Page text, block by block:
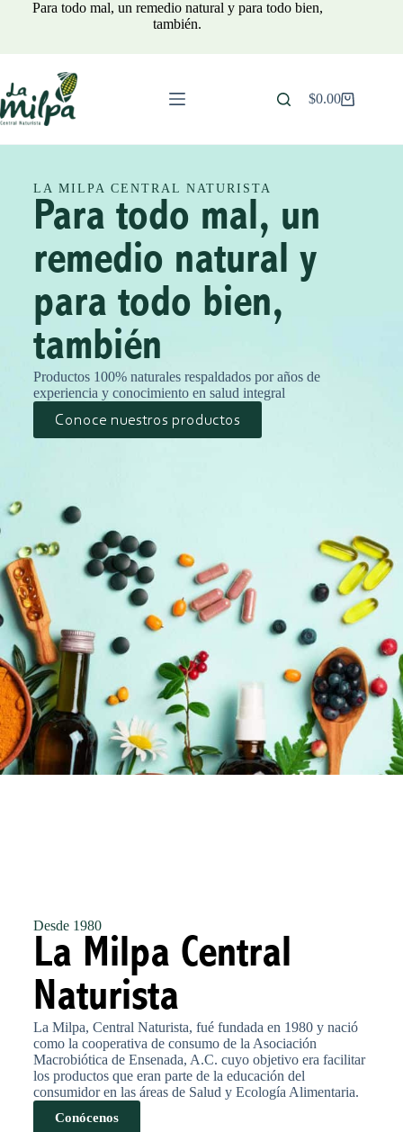
Para todo mal, un remedio natural y para todo bien,
también.
$0.00
LA MILPA CENTRAL NATURISTA
Para todo mal, un
remedio natural y
para todo bien,
también
Productos 100% naturales respaldados por años de
experiencia y conocimiento en salud integral
Conoce nuestros productos
Desde 1980
La Milpa Central
Naturista
La Milpa, Central Naturista, fué fundada en 1980 y nació
como la cooperativa de consumo de la Asociación
Macrobiótica de Ensenada, A.C. cuyo objetivo era facilitar
los productos que eran parte de la educación del
consumidor en las áreas de Salud y Ecología Alimentaria.
Conócenos